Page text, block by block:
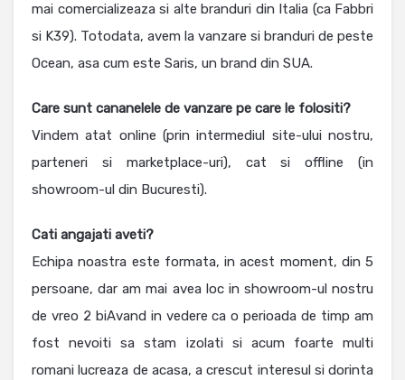
mai comercializeaza si alte branduri din Italia (ca Fabbri
si K39). Totodata, avem la vanzare si branduri de peste
Ocean, asa cum este Saris, un brand din SUA.
Care sunt cananelele de vanzare pe care le folositi?
Vindem atat online (prin intermediul site-ului nostru,
parteneri si marketplace-uri), cat si offline (in
showroom-ul din Bucuresti).
Cati angajati aveti?
Echipa noastra este formata, in acest moment, din 5
persoane, dar am mai avea loc in showroom-ul nostru
de vreo 2 biAvand in vedere ca o perioada de timp am
fost nevoiti sa stam izolati si acum foarte multi
romani lucreaza de acasa, a crescut interesul si dorinta